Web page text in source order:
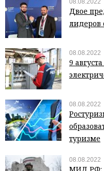
08.08.2022
Двое
лидеров
08.08.2022
9
08.08.2022
туризме
08.08.2022